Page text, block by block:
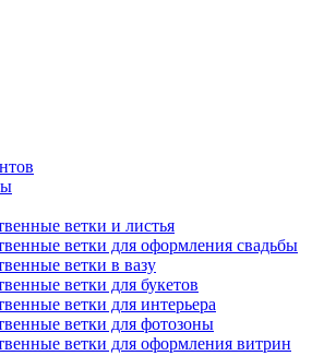
ветки и листья
ветки для оформления свадьбы
ветки в вазу
ветки для букетов
ветки для интерьера
ветки для фотозоны
ветки для оформления витрин